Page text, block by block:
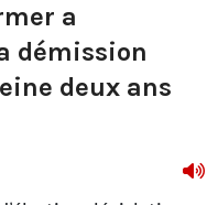
a
démission
deux ans